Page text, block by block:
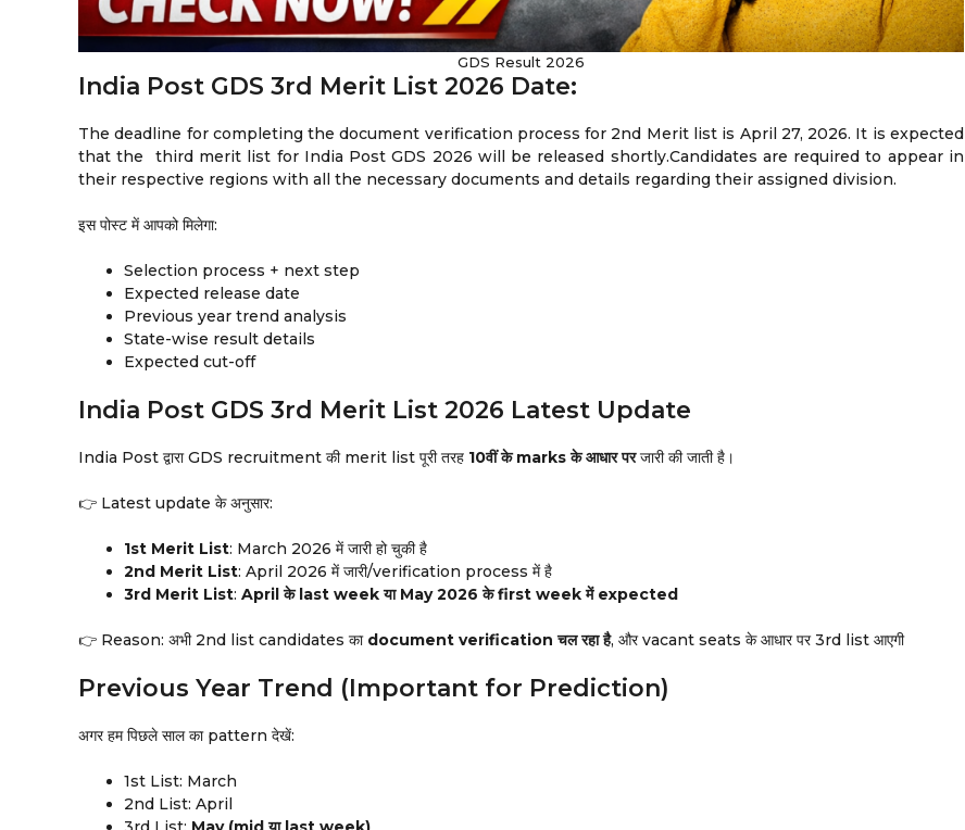
GDS Result 2026
India Post GDS 3rd Merit List 2026 Date:
The deadline for completing the document verification process for 2nd Merit list is April 27, 2026. It is expected
that the third merit list for India Post GDS 2026 will be released shortly.Candidates are required to appear in
their respective regions with all the necessary documents and details regarding their assigned division.
इस पोस्ट में आपको मिलेगा:
Selection process + next step
Expected release date
Previous year trend analysis
State-wise result details
Expected cut-off
India Post GDS 3rd Merit List 2026 Latest Update
India Post द्वारा GDS recruitment की merit list पूरी तरह 10वीं के marks के आधार परजारी की जाती है।
👉 Latest update के अनुसार:
1st Merit List: March 2026 में जारी हो चुकी है
2nd Merit List: April 2026 में जारी/verification process में है
3rd Merit List: April के last week या May 2026 के first week में expected
👉 Reason: अभी 2nd list candidates का document verification चल रहा है, और vacant seats के आधार पर 3rd list आएगी
Previous Year Trend (Important for Prediction)
अगर हम पिछले साल का pattern देखें:
1st List: March
2nd List: April